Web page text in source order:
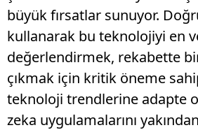
büyük fırsatlar sunuyor.
kullanarak bu teknolojiyi en
değerlendirmek, rekabette
çıkmak için kritik öneme
teknoloji trendlerine adapte
zeka uygulamalarını